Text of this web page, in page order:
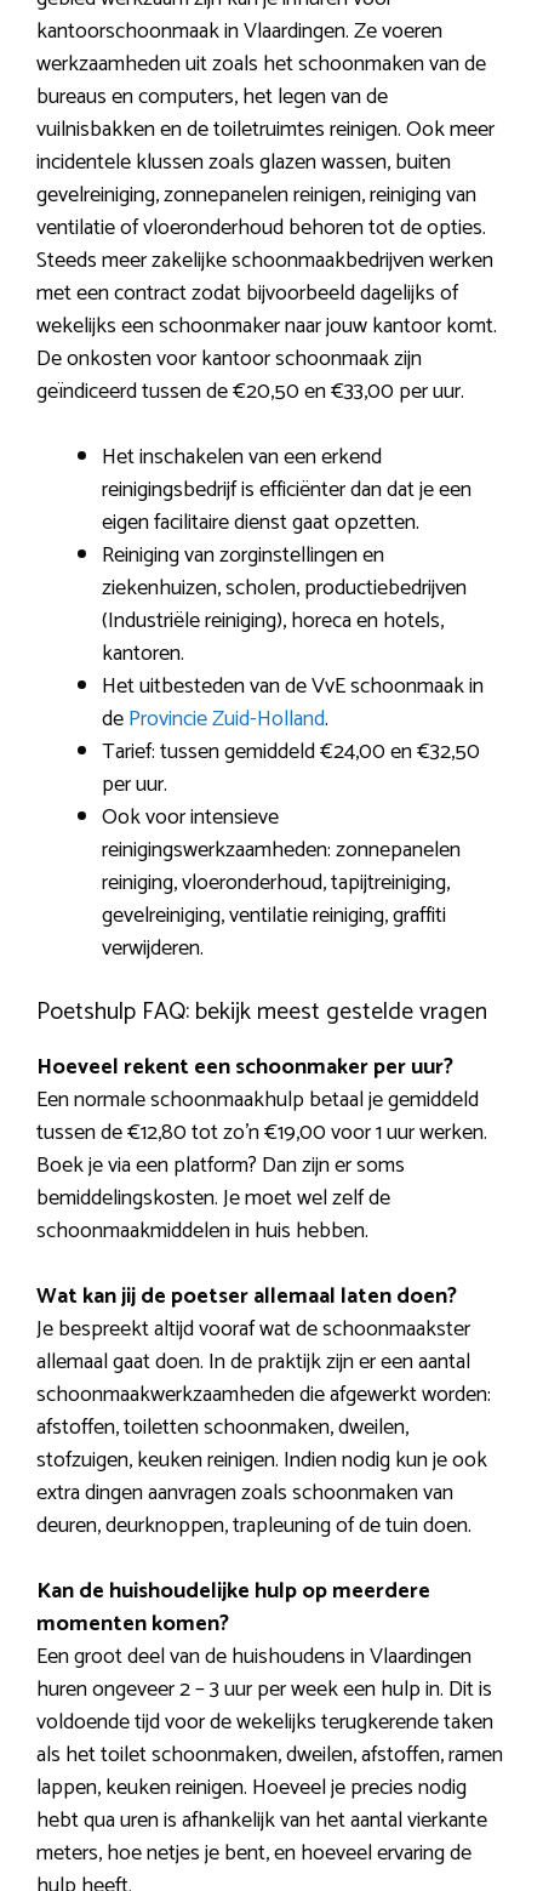
kantoorschoonmaak in Vlaardingen. Ze voeren
werkzaamheden uit zoals het schoonmaken van de
bureaus en computers, het legen van de
vuilnisbakken en de toiletruimtes reinigen. Ook meer
incidentele klussen zoals glazen wassen, buiten
gevelreiniging, zonnepanelen reinigen, reiniging van
ventilatie of vloeronderhoud behoren tot de opties.
Steeds meer zakelijke schoonmaakbedrijven werken
met een contract zodat bijvoorbeeld dagelijks of
wekelijks een schoonmaker naar jouw kantoor komt.
De onkosten voor kantoor schoonmaak zijn
geïndiceerd tussen de €20,50 en €33,00 per uur.
Het inschakelen van een erkend
reinigingsbedrijf is efficiënter dan dat je een
eigen facilitaire dienst gaat opzetten.
Reiniging van zorginstellingen en
ziekenhuizen, scholen, productiebedrijven
(Industriële reiniging), horeca en hotels,
kantoren.
Het uitbesteden van de VvE schoonmaak in
deProvincie Zuid-Holland.
Tarief: tussen gemiddeld €24,00 en €32,50
per uur.
Ook voor intensieve
reinigingswerkzaamheden: zonnepanelen
reiniging, vloeronderhoud, tapijtreiniging,
gevelreiniging, ventilatie reiniging, graffiti
verwijderen.
Poetshulp FAQ: bekijk meest gestelde vragen
Hoeveel rekent een schoonmaker per uur?
Een normale schoonmaakhulp betaal je gemiddeld
tussen de €12,80 tot zo’n €19,00 voor 1 uur werken.
Boek je via een platform? Dan zijn er soms
bemiddelingskosten. Je moet wel zelf de
schoonmaakmiddelen in huis hebben.
Wat kan jij de poetser allemaal laten doen?
Je bespreekt altijd vooraf wat de schoonmaakster
allemaal gaat doen. In de praktijk zijn er een aantal
schoonmaakwerkzaamheden die afgewerkt worden:
afstoffen, toiletten schoonmaken, dweilen,
stofzuigen, keuken reinigen. Indien nodig kun je ook
extra dingen aanvragen zoals schoonmaken van
deuren, deurknoppen, trapleuning of de tuin doen.
Kan de huishoudelijke hulp op meerdere
momenten komen?
Een groot deel van de huishoudens in Vlaardingen
huren ongeveer 2 – 3 uur per week een hulp in. Dit is
voldoende tijd voor de wekelijks terugkerende taken
als het toilet schoonmaken, dweilen, afstoffen, ramen
lappen, keuken reinigen. Hoeveel je precies nodig
hebt qua uren is afhankelijk van het aantal vierkante
meters, hoe netjes je bent, en hoeveel ervaring de